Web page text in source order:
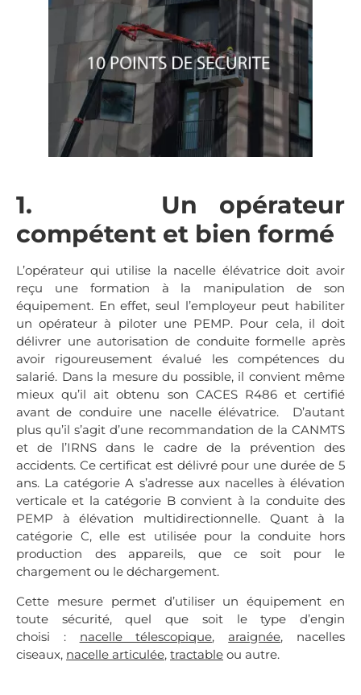
1. Un opérateur
compétent et bien formé
L’opérateur qui utilise la nacelle élévatrice doit avoir
reçu une formation à la manipulation de son
équipement. En effet, seul l’employeur peut habiliter
un opérateur à piloter une PEMP. Pour cela, il doit
délivrer une autorisation de conduite formelle après
avoir rigoureusement évalué les compétences du
salarié. Dans la mesure du possible, il convient même
mieux qu’il ait obtenu son CACES R486 et certifié
avant de conduire une nacelle élévatrice. D’autant
plus qu’il s’agit d’une recommandation de la CANMTS
et de l’IRNS dans le cadre de la prévention des
accidents. Ce certificat est délivré pour une durée de 5
ans. La catégorie A s’adresse aux nacelles à élévation
verticale et la catégorie B convient à la conduite des
PEMP à élévation multidirectionnelle. Quant à la
catégorie C, elle est utilisée pour la conduite hors
production des appareils, que ce soit pour le
chargement ou le déchargement.
Cette mesure permet d’utiliser un équipement en
toute sécurité, quel que soit le type d’engin
choisi : nacelle télescopique,araignée, nacelles
ciseaux, nacelle articulée, tractable ou autre.